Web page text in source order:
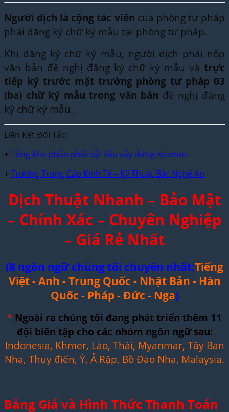
Người dịch là cộng tác viên của phòng tư pháp
phải đăng ký chữ ký mẫu tại phòng tư pháp.
Khi đăng ký chữ ký mẫu, người dịch phải nộp
văn bản đề nghị đăng ký chữ ký mẫu và trực
tiếp ký trước mặt trưởng phòng tư pháp 03
(ba) chữ ký mẫu trong văn bản đề nghị đăng
ký chữ ký mẫu.
Liên Kết Đối Tác:
+ Tổng kho phân phối vật liệu xây dựng Kosmos
+ Trường Trung Cấp Kinh Tế – Kỹ Thuật Bắc Nghệ An
Dịch Thuật Nhanh – Bảo Mật
– Chính Xác – Chuyên Nghiệp
– Giá Rẻ Nhất
(8 ngôn ngữ chúng tôi chuyên nhất:Tiếng
Việt - Anh - Trung Quốc - Nhật Bản - Hàn
Quốc - Pháp - Đức - Nga)
* Ngoài ra chúng tôi đang phát triển thêm 11
đội biên tập cho các nhóm ngôn ngữ sau:
Indonesia, Khmer, Lào, Thái, Myanmar, Tây Ban
Nha, Thụy điển, Ý, Ả Rập, Bồ Đào Nha, Malaysia.
Bảng Giá và Hình Thức Thanh Toán